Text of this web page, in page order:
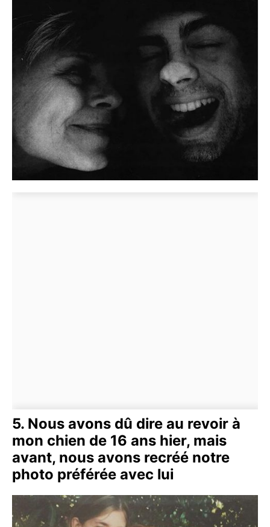
5. Nous avons dû dire au revoir à
mon chien de 16 ans hier, mais
avant, nous avons recréé notre
photo préférée avec lui